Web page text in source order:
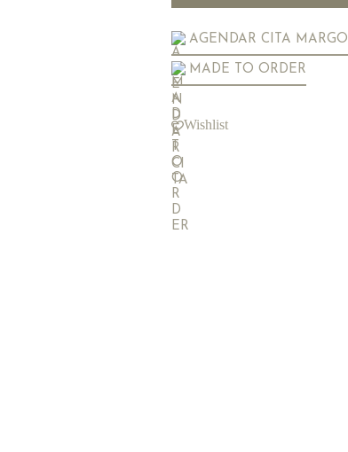
AGENDAR CITA MARGO
MADE TO ORDER
Wishlist